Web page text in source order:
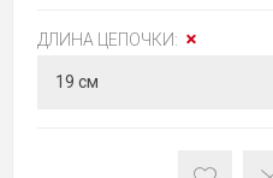
ДЛИНА ЦЕПОЧКИ: